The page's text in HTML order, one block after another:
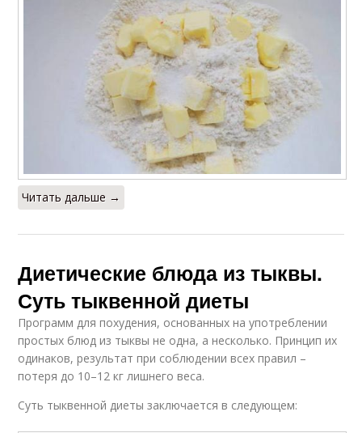
Читать дальше →
Диетические блюда из тыквы.
Суть тыквенной диеты
Программ для похудения, основанных на употреблении
простых блюд из тыквы не одна, а несколько. Принцип их
одинаков, результат при соблюдении всех правил –
потеря до 10–12 кг лишнего веса.
Суть тыквенной диеты заключается в следующем: